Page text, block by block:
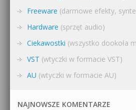
Freeware (darmowe efekty,
Hardware (sprzęt audio)
Ciekawostki (wszystko dookoła
VST (wtyczki w formacie VST)
AU (wtyczki w formacie AU)
NAJNOWSZE KOMENTARZE